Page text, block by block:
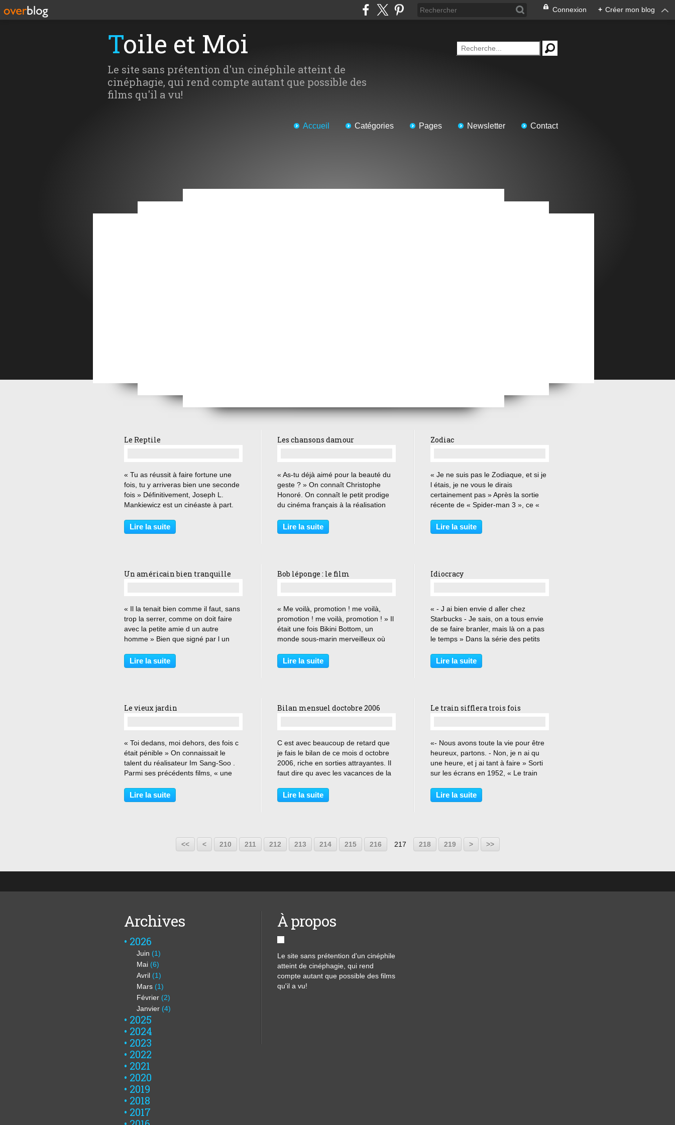
Connexion + Créer mon blog
Toile et Moi
Le site sans prétention d'un cinéphile atteint de
cinéphagie, qui rend compte autant que possible des
films qu'il a vu!
Accueil Catégories Pages Newsletter Contact
Epreuves
Femme de feu
La ragazza di Bube
Le Reptile
« Tu as réussit à faire fortune une
fois, tu y arriveras bien une seconde
fois » Définitivement, Joseph L.
Mankiewicz est un cinéaste à part.
en 1970, qui est son avant-dernière
réalisation. Le réalisateur de «
Lire la suite
Les chansons damour
« As-tu déjà aimé pour la beauté du
geste ? » On connaît Christophe
Honoré. On connaît le petit prodige
du cinéma français à la réalisation
est capable du pire (l odieux « Ma
mère »), comme du meilleur (le très
Lire la suite
Zodiac
« Je ne suis pas le Zodiaque, et si je
l étais, je ne vous le dirais
certainement pas » Après la sortie
récente de « Spider-man 3 », ce «
sorties les plus attendues de l année,
et précède de peu la déferlante
Lire la suite
Un américain bien tranquille
« Il la tenait bien comme il faut, sans
trop la serrer, comme on doit faire
avec la petite amie d un autre
homme » Bien que signé par l un
histoire Hollywoodienne, à savoir
Joseph L. Manckiewicz, cet «
Lire la suite
Bob léponge : le film
« Me voilà, promotion ! me voilà,
promotion ! me voilà, promotion ! » Il
était une fois Bikini Bottom, un
monde sous-marin merveilleux où
personnages plus barrés les uns que
les autres, comme Bob l éponge qui
Lire la suite
Idiocracy
« - J ai bien envie d aller chez
Starbucks - Je sais, on a tous envie
de se faire branler, mais là on a pas
le temps » Dans la série des petits
franchement sous la ceinture et très
corrosif, je vous présente le petit
Lire la suite
Le vieux jardin
« Toi dedans, moi dehors, des fois c
était pénible » On connaissait le
talent du réalisateur Im Sang-Soo .
Parmi ses précédents films, « une
par l ensemble de la presse. Ce «
Vieux jardin » vient d ailleurs s
Lire la suite
Bilan mensuel doctobre 2006
C est avec beaucoup de retard que
je fais le bilan de ce mois d octobre
2006, riche en sorties attrayantes. Il
faut dire qu avec les vacances de la
grosses productions et de films pour
le jeune public, et la dernière
Lire la suite
Le train sifflera trois fois
«- Nous avons toute la vie pour être
heureux, partons. - Non, je n ai qu
une heure, et j ai tant à faire » Sorti
sur les écrans en 1952, « Le train
de Fred Zinnemann, met en scène le
shérif Bill Kane, le jour de...
Lire la suite
<< < 200
210 211 212 213 214 215 216 217 218 219 > >>
Archives
2026
Juin (1)
Mai (6)
Avril (1)
Mars (1)
Février (2)
Janvier (4)
2025
2024
2023
2022
2021
2020
2019
2018
2017
À propos
Le site sans prétention d'un cinéphile
atteint de cinéphagie, qui rend
compte autant que possible des films
qu'il a vu!